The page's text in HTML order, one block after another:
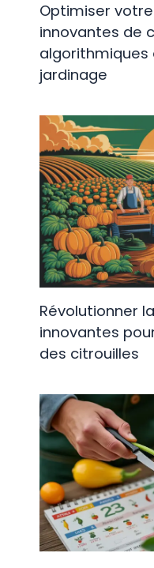
Optimiser
innovantes de
jardinage
Révolutionner
innovantes
des citrouilles